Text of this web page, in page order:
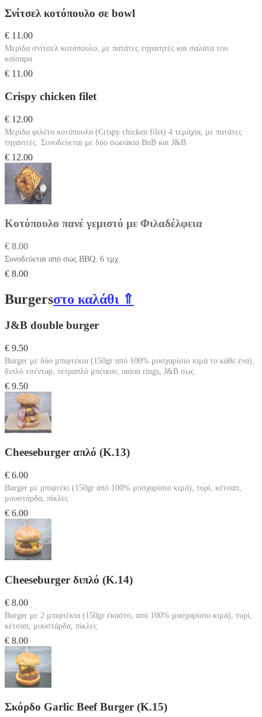
Σνίτσελ κοτόπουλο σε bowl
€ 11.00
Μερίδα σνίτσελ κοτόπουλο, με πατάτες τηγανητές και σαλάτα του
καίσαρα
€ 11.00
Crispy chicken filet
€ 12.00
Μερίδα φιλέτο κοτόπουλο (Crispy chicken filet) 4 τεμάχια, με πατάτες
τηγανιτές. Συνοδεύεται με δύο σωσάκια BnB και J&B
€ 12.00
Κοτόπουλο πανέ γεμιστό με Φιλαδέλφεια
€ 8.00
Συνοδεύεται από σως BBQ. 6 τμχ.
€ 8.00
Burgersστο καλάθι ⇑
J&B double burger
€ 9.50
Burger με δύο μπιφτέκια (150gr από 100% μοσχαρίσιο κιμά το κάθε ένα),
διπλό τσένταρ, τετραπλό μπέικον, onion rings, J&B σως
€ 9.50
Cheeseburger απλό (Κ.13)
€ 6.00
Burger με μπιφτέκι (150gr από 100% μοσχαρίσιο κιμά), τυρί, κέτσαπ,
μουστάρδα, πίκλες
€ 6.00
Cheeseburger διπλό (Κ.14)
€ 8.00
Burger με 2 μπιφτέκια (150gr έκαστο, από 100% μοσχαρίσιο κιμά), τυρί,
κέτσαπ, μουστάρδα, πίκλες
€ 8.00
Σκόρδο Garlic Beef Burger (Κ.15)